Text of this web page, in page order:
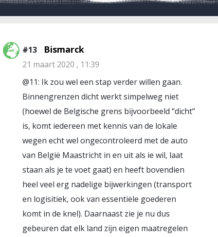
#13 Bismarck
21 maart 2020 , 11:39
@11: Ik zou wel een stap verder willen gaan.
Binnengrenzen dicht werkt simpelweg niet
(hoewel de Belgische grens bijvoorbeeld “dicht”
is, komt iedereen met kennis van de lokale
wegen echt wel ongecontroleerd met de auto
van België Maastricht in en uit als ie wil, laat
staan als je te voet gaat) en heeft bovendien
heel veel erg nadelige bijwerkingen (transport
en logisitiek, ook van essentiële goederen
komt in de knel). Daarnaast zie je nu dus
gebeuren dat elk land zijn eigen maatregelen